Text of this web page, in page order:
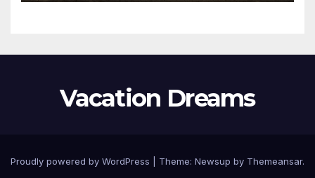
Vacation Dreams
Proudly powered by WordPress Theme: Newsup by Themeansar.